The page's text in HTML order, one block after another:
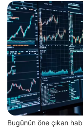
Bugünün öne çıkan